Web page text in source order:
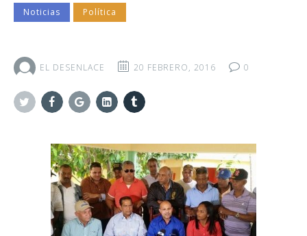
Noticias Política
EL DESENLACE 20 FEBRERO, 2016 0